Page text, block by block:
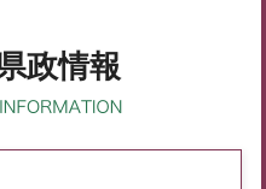
政情報